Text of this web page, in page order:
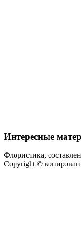
Интересные
Флористика,
Copyright ©